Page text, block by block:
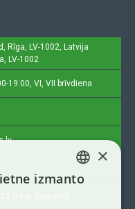
Rīga, LV-1002, Latvija
LV-1002
19:00, VI, VII brīvdiena
(tikai ziņojumi)
LATVIAN
×
izmanto